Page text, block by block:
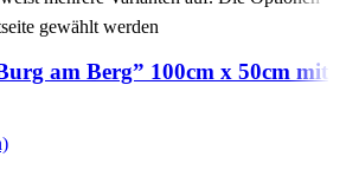
gewählt werden
am Berg” 100cm x 50cm mit